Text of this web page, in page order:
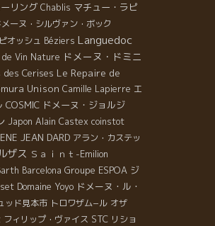
えない。 しかし、カニ屋さん
が残念だ！ この点だけが、
かった。感謝！丸さん、梶さ
リング Chablis マチュー・ラピ
メーヌ・シルヴァン・ボック
オッシュ Béziers Languedoc
Vin Nature ドメーヌ・ドミニ
des Cerises Le Repaire de
Unison Camille Lapierre エ
COSMIC ドメーヌ・ジョルジ
Japon Alain Castex coinstot
JEAN DARD アラン・カステッ
ザス Ｓａｉｎｔ-Emilion
Barcelona Groupe ESPOA ジ
Domaine Yoyo ドメーヌ・ル・
ッド見本市 トロワザム−ル オザ
フィリップ・ヴァイス STC リショ